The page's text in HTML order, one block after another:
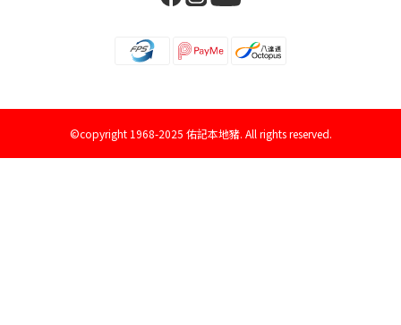
©copyright 1968-2025 佑記本地豬. All rights reserved.